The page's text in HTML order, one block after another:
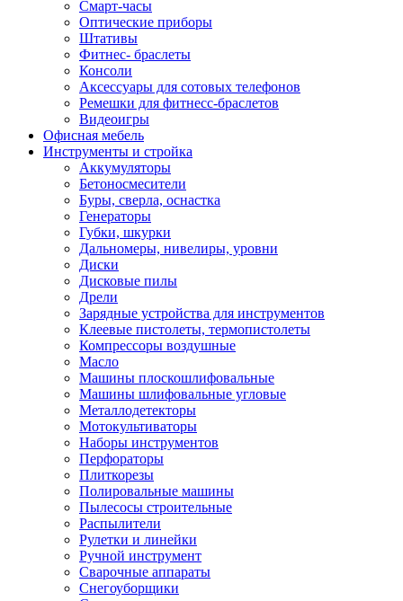
Смарт-часы
Оптические приборы
Штативы
Фитнес- браслеты
Консоли
Аксессуары для сотовых телефонов
Ремешки для фитнесс-браслетов
Видеоигры
Офисная мебель
Инструменты и стройка
Аккумуляторы
Бетоносмесители
Буры, сверла, оснастка
Генераторы
Губки, шкурки
Дальномеры, нивелиры, уровни
Диски
Дисковые пилы
Дрели
Зарядные устройства для инструментов
Клеевые пистолеты, термопистолеты
Компрессоры воздушные
Масло
Машины плоскошлифовальные
Машины шлифовальные угловые
Металлодетекторы
Мотокультиваторы
Наборы инструментов
Перфораторы
Плиткорезы
Полировальные машины
Пылесосы строительные
Распылители
Рулетки и линейки
Ручной инструмент
Сварочные аппараты
Снегоуборщики